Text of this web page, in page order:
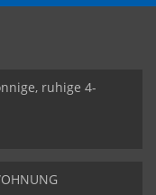
ruhige 4-